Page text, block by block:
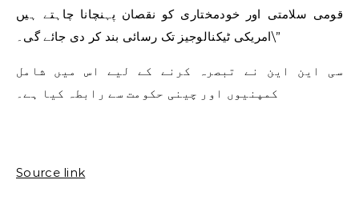
قومی سلامتی اور خودمختاری کو نقصان پہنچانا چاہتے ہیں
امریکی ٹیکنالوجیز تک رسائی بند کر دی جائے گی۔\”
سی این این نے تبصرہ کرنے کے لیے اس میں شامل
کمپنیوں اور چینی حکومت سے رابطہ کیا ہے۔
Source link